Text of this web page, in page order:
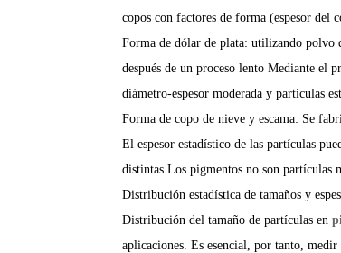
copos con factores de forma (espesor del
Forma de dólar de plata: utilizando polvo
después de un proceso lento Mediante el
diámetro-espesor moderada y partículas
Forma de copo de nieve y escama: Se
El espesor estadístico de las partículas
distintas Los pigmentos no son partículas
Distribución estadística de tamaños y
Distribución del tamaño de partículas en
aplicaciones. Es esencial, por tanto,